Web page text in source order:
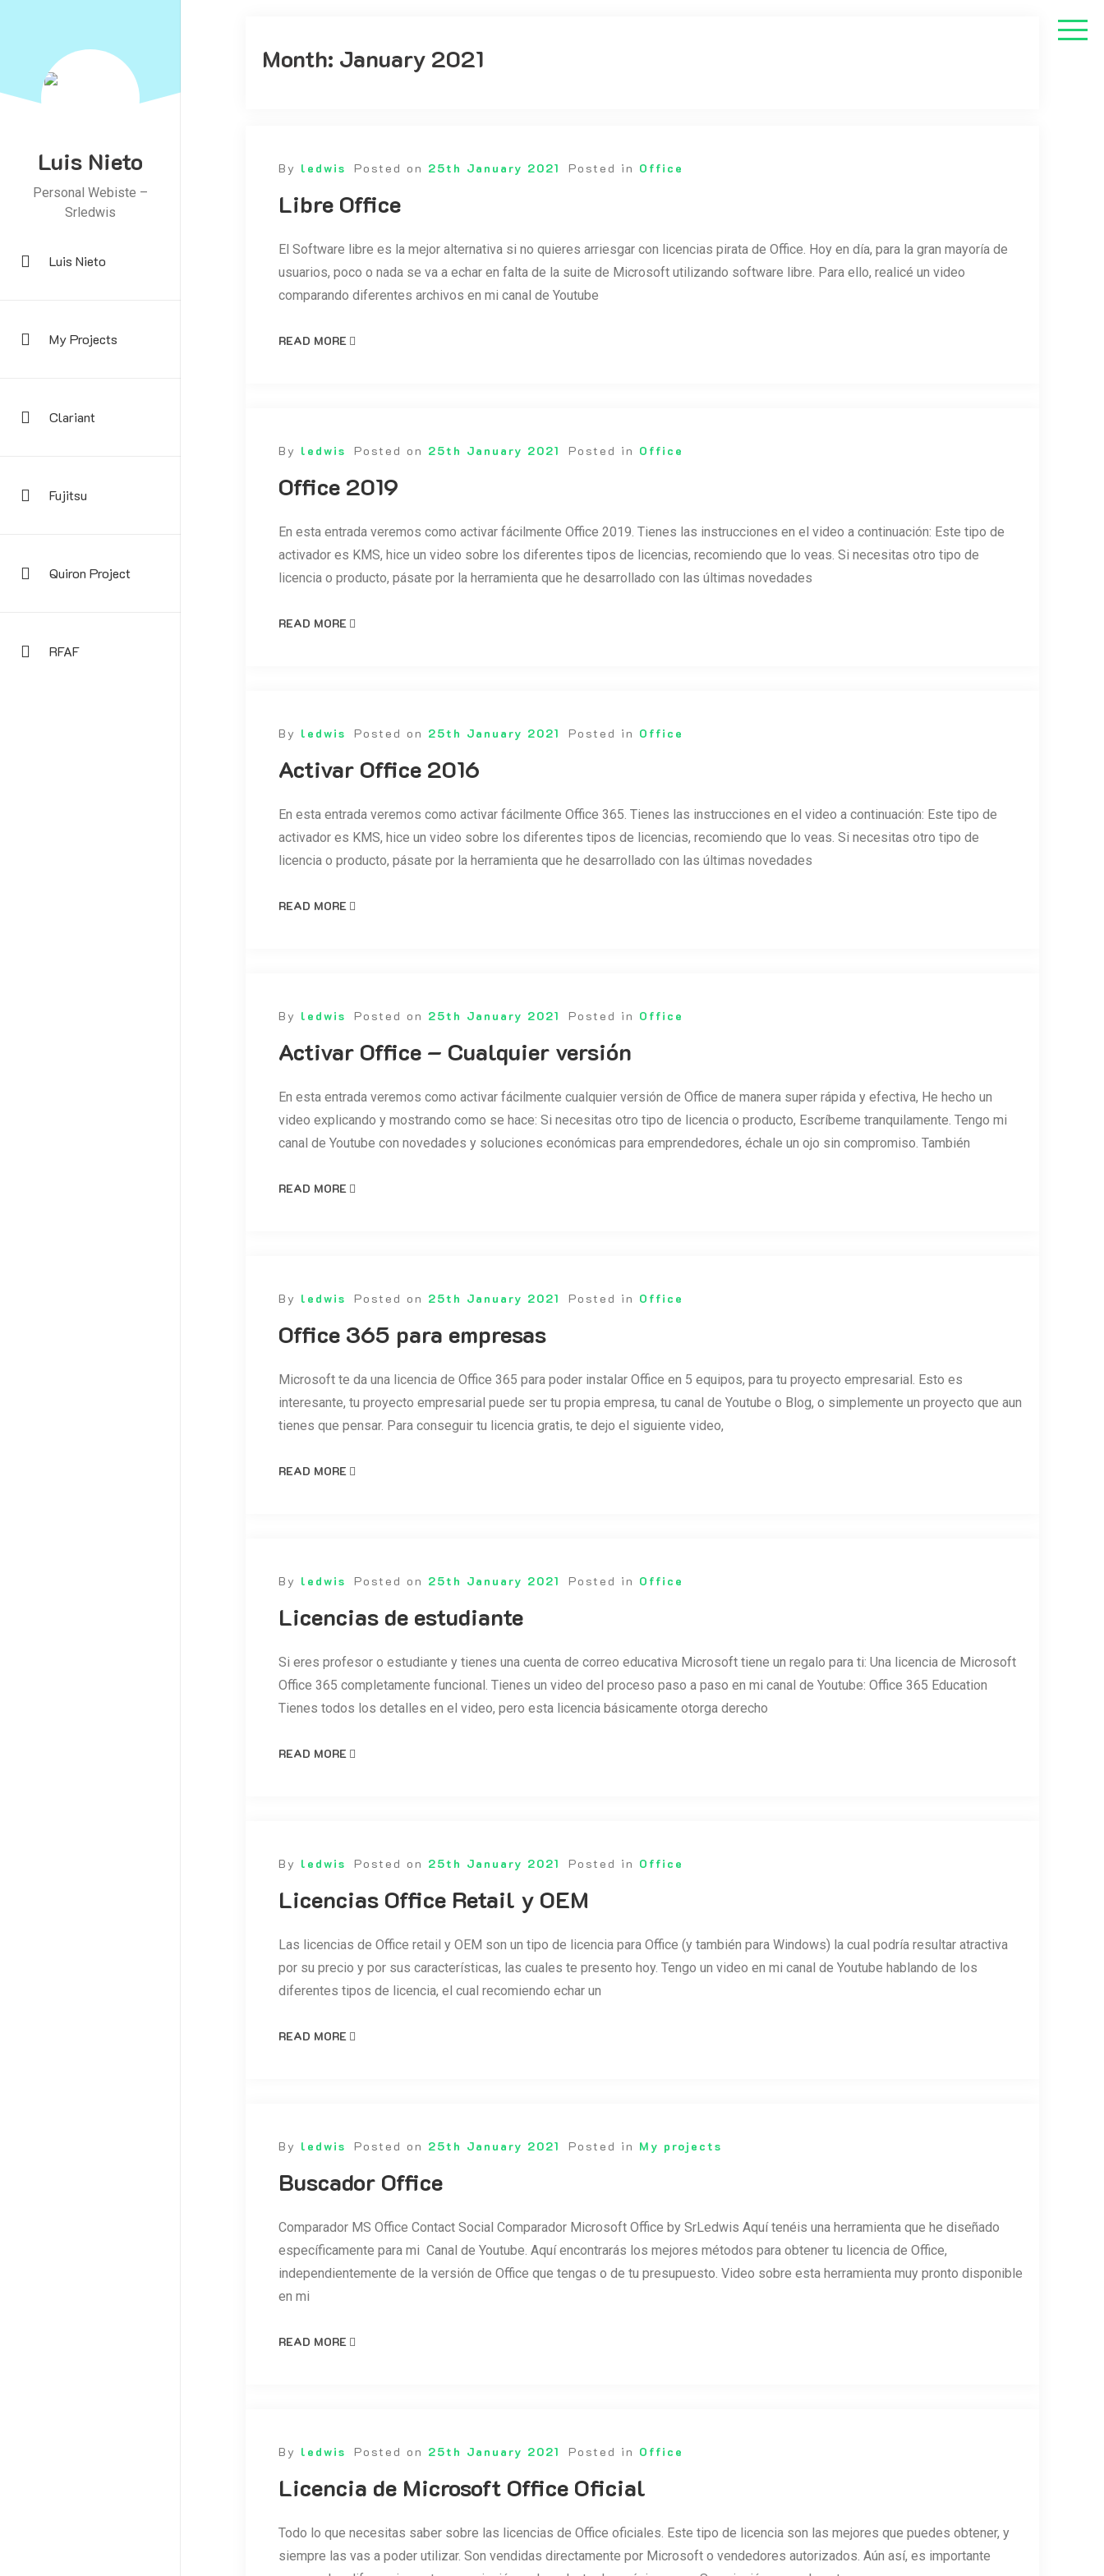
Luis Nieto
Personal Webiste –
Srledwis
Luis Nieto
My Projects
Clariant
Fujitsu
Quiron Project
RFAF
Month: January 2021
By ledwis Posted on 25th January 2021 Posted in Office
Libre Office
El Software libre es la mejor alternativa si no quieres arriesgar con licencias pirata de Office. Hoy en día, para la gran mayoría de
usuarios, poco o nada se va a echar en falta de la suite de Microsoft utilizando software libre. Para ello, realicé un video
comparando diferentes archivos en mi canal de Youtube
READ MORE
By ledwis Posted on 25th January 2021 Posted in Office
Office 2019
En esta entrada veremos como activar fácilmente Office 2019. Tienes las instrucciones en el video a continuación: Este tipo de
activador es KMS, hice un video sobre los diferentes tipos de licencias, recomiendo que lo veas. Si necesitas otro tipo de
licencia o producto, pásate por la herramienta que he desarrollado con las últimas novedades
READ MORE
By ledwis Posted on 25th January 2021 Posted in Office
Activar Office 2016
En esta entrada veremos como activar fácilmente Office 365. Tienes las instrucciones en el video a continuación: Este tipo de
activador es KMS, hice un video sobre los diferentes tipos de licencias, recomiendo que lo veas. Si necesitas otro tipo de
licencia o producto, pásate por la herramienta que he desarrollado con las últimas novedades
READ MORE
By ledwis Posted on 25th January 2021 Posted in Office
Activar Office – Cualquier versión
En esta entrada veremos como activar fácilmente cualquier versión de Office de manera super rápida y efectiva, He hecho un
video explicando y mostrando como se hace: Si necesitas otro tipo de licencia o producto, Escríbeme tranquilamente. Tengo mi
canal de Youtube con novedades y soluciones económicas para emprendedores, échale un ojo sin compromiso. También
READ MORE
By ledwis Posted on 25th January 2021 Posted in Office
Office 365 para empresas
Microsoft te da una licencia de Office 365 para poder instalar Office en 5 equipos, para tu proyecto empresarial. Esto es
interesante, tu proyecto empresarial puede ser tu propia empresa, tu canal de Youtube o Blog, o simplemente un proyecto que aun
tienes que pensar. Para conseguir tu licencia gratis, te dejo el siguiente video,
READ MORE
By ledwis Posted on 25th January 2021 Posted in Office
Licencias de estudiante
Si eres profesor o estudiante y tienes una cuenta de correo educativa Microsoft tiene un regalo para ti: Una licencia de Microsoft
Office 365 completamente funcional. Tienes un video del proceso paso a paso en mi canal de Youtube: Office 365 Education
Tienes todos los detalles en el video, pero esta licencia básicamente otorga derecho
READ MORE
By ledwis Posted on 25th January 2021 Posted in Office
Licencias Office Retail y OEM
Las licencias de Office retail y OEM son un tipo de licencia para Office (y también para Windows) la cual podría resultar atractiva
por su precio y por sus características, las cuales te presento hoy. Tengo un video en mi canal de Youtube hablando de los
diferentes tipos de licencia, el cual recomiendo echar un
READ MORE
By ledwis Posted on 25th January 2021 Posted in My projects
Buscador Office
Comparador MS Office Contact Social Comparador Microsoft Office by SrLedwis Aquí tenéis una herramienta que he diseñado
específicamente para mi Canal de Youtube. Aquí encontrarás los mejores métodos para obtener tu licencia de Office,
independientemente de la versión de Office que tengas o de tu presupuesto. Video sobre esta herramienta muy pronto disponible
en mi
READ MORE
By ledwis Posted on 25th January 2021 Posted in Office
Licencia de Microsoft Office Oficial
Todo lo que necesitas saber sobre las licencias de Office oficiales. Este tipo de licencia son las mejores que puedes obtener, y
siempre las vas a poder utilizar. Son vendidas directamente por Microsoft o vendedores autorizados. Aún así, es importante